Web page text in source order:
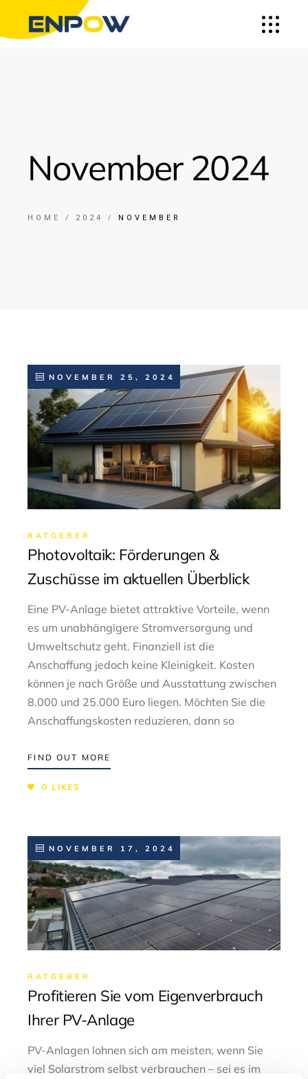
November 2024
HOME 2024 NOVEMBER
NOVEMBER 25, 2024
RATGEBER
Photovoltaik: Förderungen &
Zuschüsse im aktuellen Überblick
Eine PV-Anlage bietet attraktive Vorteile, wenn
es um unabhängigere Stromversorgung und
Umweltschutz geht. Finanziell ist die
Anschaffung jedoch keine Kleinigkeit. Kosten
können je nach Größe und Ausstattung zwischen
8.000 und 25.000 Euro liegen. Möchten Sie die
Anschaffungskosten reduzieren, dann so
FIND OUT MORE
0 LIKES
NOVEMBER 17, 2024
RATGEBER
Profitieren Sie vom Eigenverbrauch
Ihrer PV-Anlage
PV-Anlagen lohnen sich am meisten, wenn Sie
viel Solarstrom selbst verbrauchen – sei es im